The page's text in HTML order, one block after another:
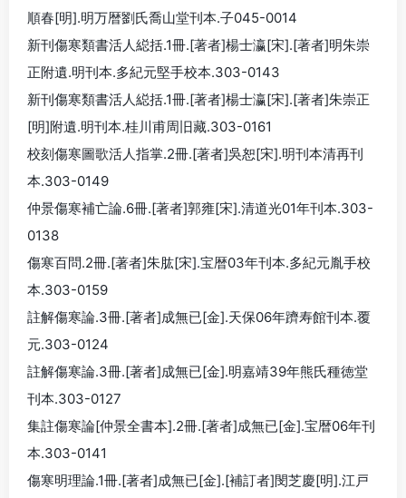
順春[明].明万暦劉氏喬山堂刊本.子045-0014
新刊傷寒類書活人縂括.1冊.[著者]楊士瀛[宋].[著者]明朱崇
正附遺.明刊本.多紀元堅手校本.303-0143
新刊傷寒類書活人縂括.1冊.[著者]楊士瀛[宋].[著者]朱崇正
[明]附遺.明刊本.桂川甫周旧藏.303-0161
校刻傷寒圖歌活人指掌.2冊.[著者]吳恕[宋].明刊本清再刊
本.303-0149
仲景傷寒補亡論.6冊.[著者]郭雍[宋].清道光01年刊本.303-
0138
傷寒百問.2冊.[著者]朱肱[宋].宝暦03年刊本.多紀元胤手校
本.303-0159
註解傷寒論.3冊.[著者]成無已[金].天保06年躋寿館刊本.覆
元.303-0124
註解傷寒論.3冊.[著者]成無已[金].明嘉靖39年熊氏種徳堂
刊本.303-0127
集註傷寒論[仲景全書本].2冊.[著者]成無已[金].宝暦06年刊
本.303-0141
傷寒明理論.1冊.[著者]成無已[金].[補訂者]閔芝慶[明].江戸